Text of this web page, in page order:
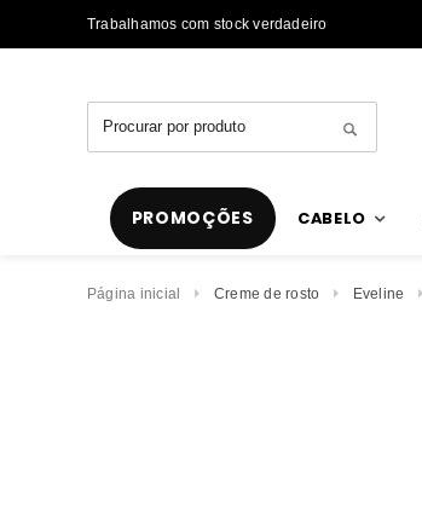
Trabalhamos com stock verdadeiro
PROMOÇÕES CABELO
Página inicial Creme de rosto Eveline